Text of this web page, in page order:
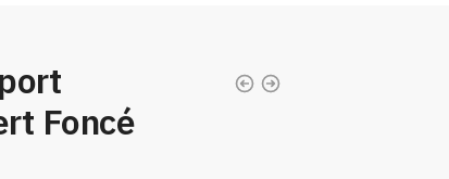
Foncé